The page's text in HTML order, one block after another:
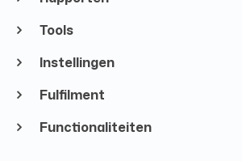
Tools
Instellingen
Fulfilment
Functionaliteiten